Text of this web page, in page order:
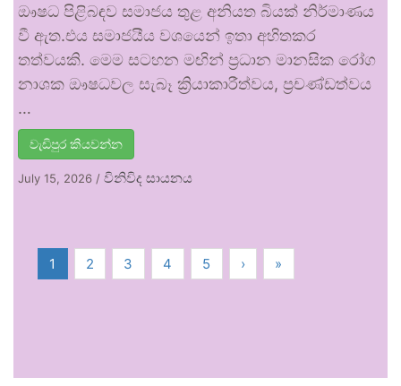
ඖෂධ පිළිබඳව සමාජය තුළ අනියත බියක් නිර්මාණය
වී ඇත.එය සමාජයීය වශයෙන් ඉතා අහිතකර
තත්වයකි. මෙම සටහන මඟින් ප්‍රධාන මානසික රෝග
නාශක ඖෂධවල සැබෑ ක්‍රියාකාරීත්වය, ප්‍රචණ්ඩත්වය
…
වැඩිපුර කියවන්න
July 15, 2026 / විනිවිද සායනය
1 2 3 4 5 › »